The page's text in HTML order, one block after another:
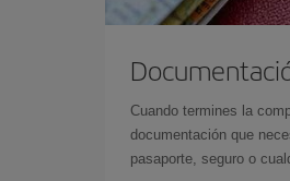
Cuando termines la
documentación que
pasaporte, seguro o